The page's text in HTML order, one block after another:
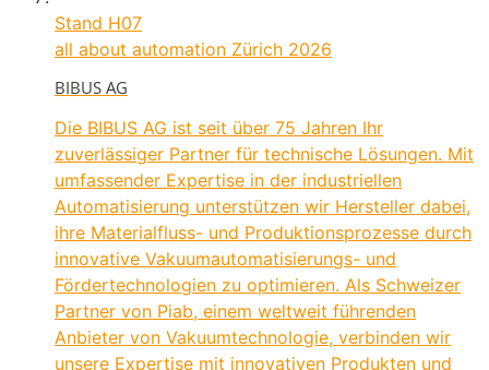
Stand H07
all about automation Zürich 2026
BIBUS AG
Die BIBUS AG ist seit über 75 Jahren Ihr
zuverlässiger Partner für technische Lösungen. Mit
umfassender Expertise in der industriellen
Automatisierung unterstützen wir Hersteller dabei,
ihre Materialfluss- und Produktionsprozesse durch
innovative Vakuumautomatisierungs- und
Fördertechnologien zu optimieren. Als Schweizer
Partner von Piab, einem weltweit führenden
Anbieter von Vakuumtechnologie, verbinden wir
unsere Expertise mit innovativen Produkten und